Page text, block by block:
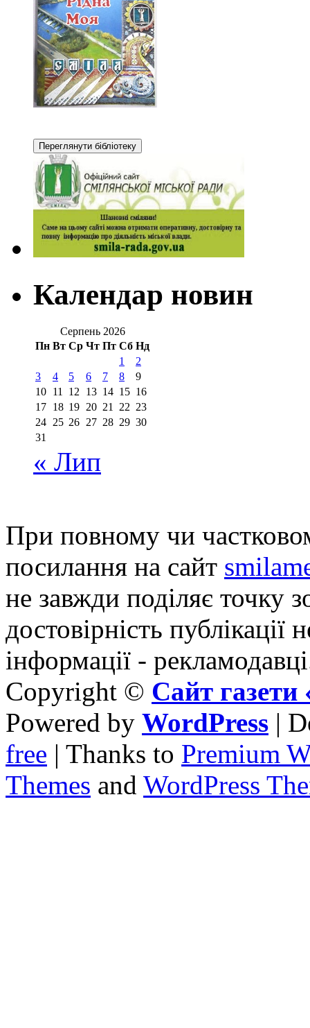
Календар новин
Серпень 2026
Пн Вт Ср Чт Пт Сб Нд
1
2
3
4 5 6 7 8
9
10 11 12 13 14 15 16
17 18 19 20 21 22 23
24 25 26 27 28 29 30
31
« Лип
При повному чи
посилання на сайт
не завжди поділяє точку
достовірність публікації
інформації -
Copyright © Сайт
Powered by WordPress |
free | Thanks to Premium
Themes and WordPress